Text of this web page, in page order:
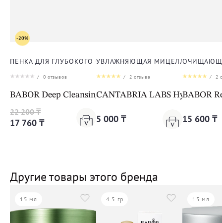
-20%
ПЕНКА ДЛЯ ГЛУБОКОГО ОЧИЩЕНИЯ КОЖИ ЛИЦА
/ 0 отзывов
BABOR Deep Cleansing Foam
22 200 ₸
17 760 ₸
УВЛАЖНЯЮЩАЯ МИЦЕЛЛЯРНАЯ
/ 2 отзыва
CANTABRIA LABS Hydractive
5 000 ₸
/ 2
BABOR
15 600 ₸
Другие товары этого бренда
15 мл 4.5 гр 15 мл